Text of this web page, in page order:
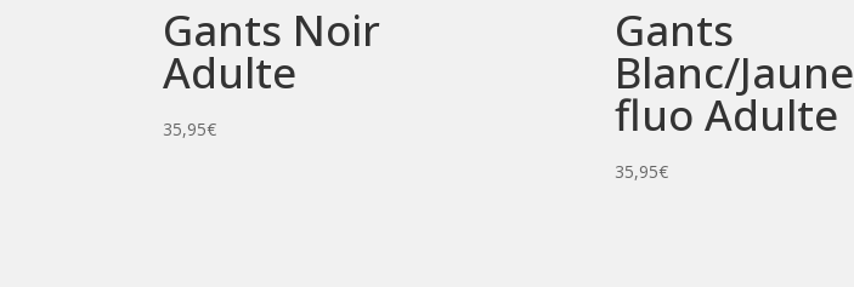
Gants Noir
Adulte
35,95€
Gants
Blanc/Jaune
fluo Adulte
35,95€